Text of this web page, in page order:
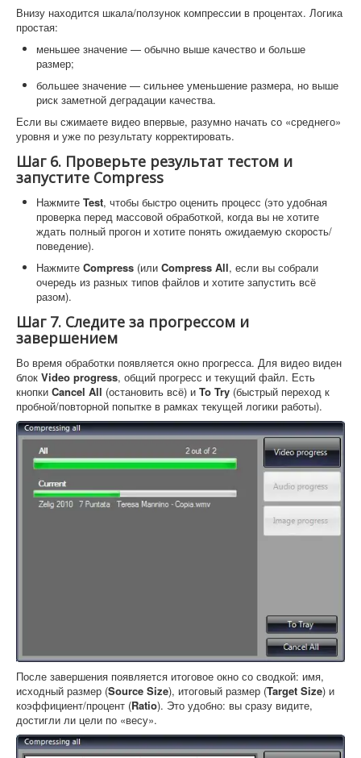
Внизу находится шкала/ползунок компрессии в процентах. Логика
простая:
меньшее значение — обычно выше качество и больше
размер;
большее значение — сильнее уменьшение размера, но выше
риск заметной деградации качества.
Если вы сжимаете видео впервые, разумно начать со «среднего»
уровня и уже по результату корректировать.
Шаг 6. Проверьте результат тестом и
запустите Compress
Нажмите Test, чтобы быстро оценить процесс (это удобная
проверка перед массовой обработкой, когда вы не хотите
ждать полный прогон и хотите понять ожидаемую скорость/
поведение).
Нажмите Compress (или Compress All, если вы собрали
очередь из разных типов файлов и хотите запустить всё
разом).
Шаг 7. Следите за прогрессом и
завершением
Во время обработки появляется окно прогресса. Для видео виден
блок Video progress, общий прогресс и текущий файл. Есть
кнопки Cancel All (остановить всё) и To Try (быстрый переход к
пробной/повторной попытке в рамках текущей логики работы).
После завершения появляется итоговое окно со сводкой: имя,
исходный размер (Source Size), итоговый размер (Target Size) и
коэффициент/процент (Ratio). Это удобно: вы сразу видите,
достигли ли цели по «весу».